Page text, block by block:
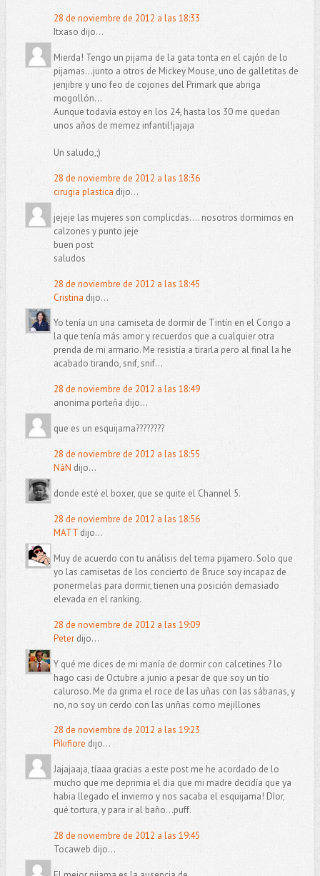
28 de noviembre de 2012 a las 18:33
Itxaso dijo...
Mierda! Tengo un pijama de la gata tonta en el cajón de lo
pijamas...junto a otros de Mickey Mouse, uno de galletitas de
jenjibre y uno feo de cojones del Primark que abriga
mogollón...
Aunque todavía estoy en los 24, hasta los 30 me quedan
unos años de memez infantil!jajaja
Un saludo,;)
28 de noviembre de 2012 a las 18:36
cirugia plastica dijo...
jejeje las mujeres son complicdas.... nosotros dormimos en
calzones y punto jeje
buen post
saludos
28 de noviembre de 2012 a las 18:45
Cristina dijo...
Yo tenía un una camiseta de dormir de Tintín en el Congo a
la que tenía más amor y recuerdos que a cualquier otra
prenda de mi armario. Me resistía a tirarla pero al final la he
acabado tirando, snif, snif...
28 de noviembre de 2012 a las 18:49
anonima porteña dijo...
que es un esquijama????????
28 de noviembre de 2012 a las 18:55
NáN dijo...
donde esté el boxer, que se quite el Channel 5.
28 de noviembre de 2012 a las 18:56
MATTdijo...
Muy de acuerdo con tu análisis del tema pijamero. Solo que
yo las camisetas de los concierto de Bruce soy incapaz de
ponermelas para dormir, tienen una posición demasiado
elevada en el ranking.
28 de noviembre de 2012 a las 19:09
Peterdijo...
Y qué me dices de mi manía de dormir con calcetines ? lo
hago casi de Octubre a junio a pesar de que soy un tío
caluroso. Me da grima el roce de las uñas con las sábanas, y
no, no soy un cerdo con las unñas como mejillones
28 de noviembre de 2012 a las 19:23
Pikifiore dijo...
Jajajaaja, tíaaa gracias a este post me he acordado de lo
mucho que me deprimia el dia que mi madre decidía que ya
habia llegado el invierno y nos sacaba el esquijama! DIor,
qué tortura, y para ir al baño...puff.
28 de noviembre de 2012 a las 19:45
Tocaweb dijo...